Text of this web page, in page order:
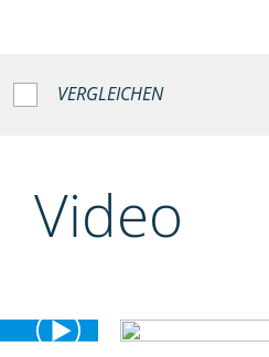
VERGLEICHEN
Video